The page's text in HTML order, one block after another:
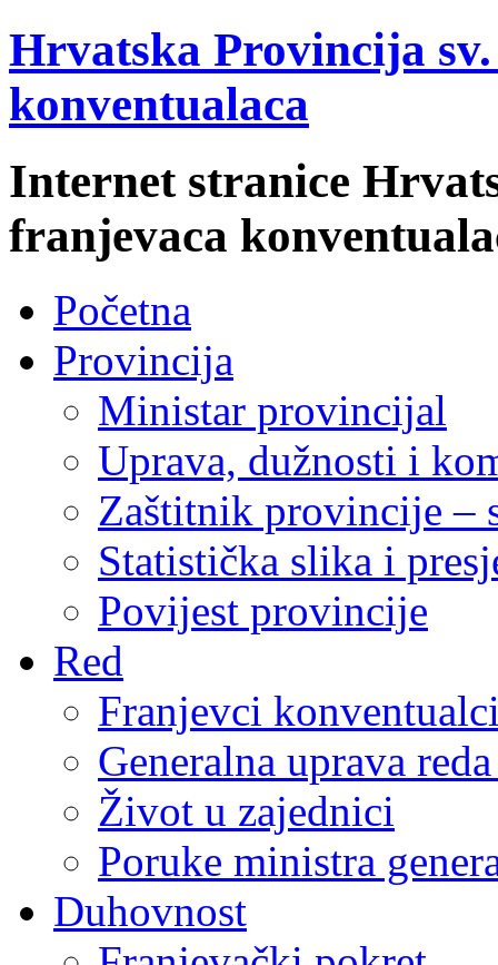
Hrvatska Provincija
konventualaca
Internet stranice
franjevaca
Početna
Provincija
Ministar provincijal
Uprava, dužnosti i
Zaštitnik provincije –
Statistička slika i
Povijest provincije
Red
Franjevci
Generalna uprava
Život u zajednici
Poruke ministra
Duhovnost